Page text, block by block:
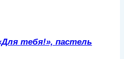
тебя!», пастель